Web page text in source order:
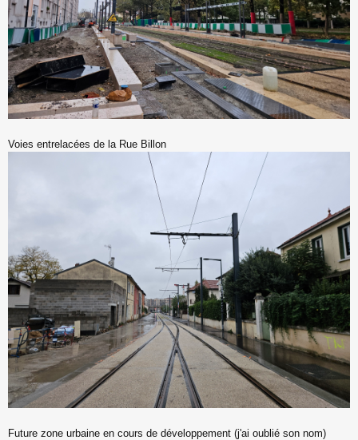
Voies entrelacées de la Rue Billon
Future zone urbaine en cours de développement (j'ai oublié son nom)